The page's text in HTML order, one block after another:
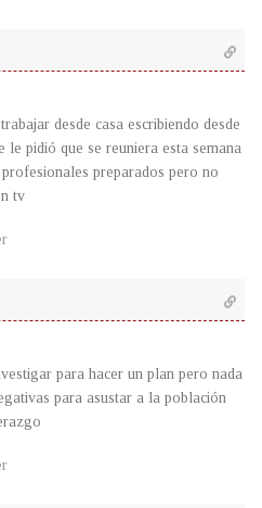
desde casa escribiendo desde
pidió que se reuniera esta semana
preparados pero no
tv
para hacer un plan pero nada
para asustar a la población